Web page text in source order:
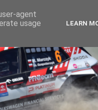
agent
usage
LEARN